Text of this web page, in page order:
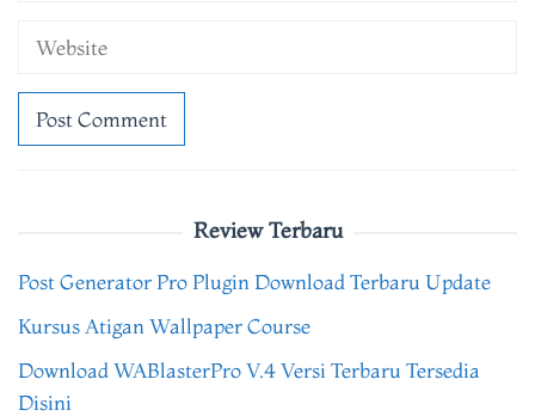
Review Terbaru
Post Generator Pro Plugin Download Terbaru Update
Kursus Atigan Wallpaper Course
Download WABlasterPro V.4 Versi Terbaru Tersedia
Disini